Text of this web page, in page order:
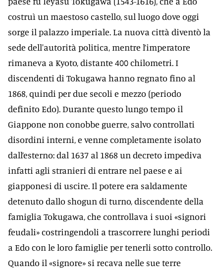
costruì un maestoso castello, sul luogo dove oggi
sorge il palazzo imperiale. La nuova città diventò la
sede dell'autorità politica, mentre l’imperatore
rimaneva a Kyoto, distante 400 chilometri. I
discendenti di Tokugawa hanno regnato fino al
1868, quindi per due secoli e mezzo (periodo
definito Edo). Durante questo lungo tempo il
Giappone non conobbe guerre, salvo controllati
disordini interni, e venne completamente isolato
dall’esterno: dal 1637 al 1868 un decreto impediva
infatti agli stranieri di entrare nel paese e ai
giapponesi di uscire. Il potere era saldamente
detenuto dallo shogun di turno, discendente della
famiglia Tokugawa, che controllava i suoi «signori
feudali» costringendoli a trascorrere lunghi periodi
a Edo con le loro famiglie per tenerli sotto controllo.
Quando il «signore» si recava nelle sue terre